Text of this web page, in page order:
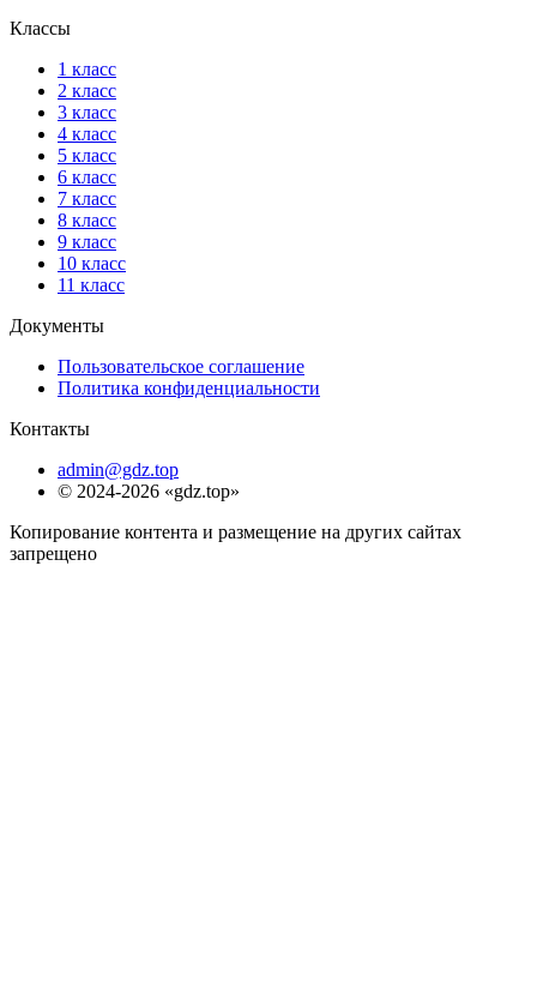
Классы
1 класс
2 класс
3 класс
4 класс
5 класс
6 класс
7 класс
8 класс
9 класс
10 класс
11 класс
Документы
Пользовательское соглашение
Политика конфиденциальности
Контакты
admin@gdz.top
© 2024-2026 «gdz.top»
Копирование контента и размещение на других сайтах
запрещено